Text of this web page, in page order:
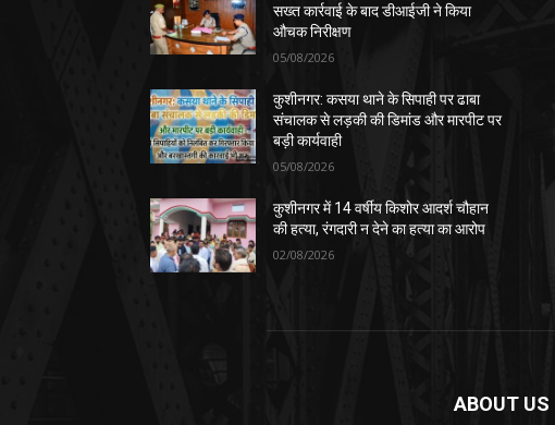
सख्त कार्रवाई के बाद डीआईजी ने किया
औचक निरीक्षण
05/08/2026
कुशीनगर: कसया थाने के सिपाही पर ढाबा
संचालक से लड़की की डिमांड और मारपीट पर
बड़ी कार्यवाही
05/08/2026
कुशीनगर में 14 वर्षीय किशोर आदर्श चौहान
की हत्या, रंगदारी न देने का हत्या का आरोप
02/08/2026
ABOUT US